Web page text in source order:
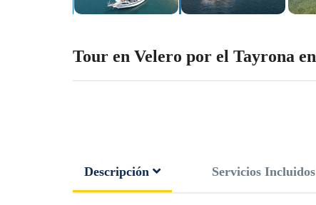
Tour en Velero por el Tayrona en
Descripción Servicios Incluidos